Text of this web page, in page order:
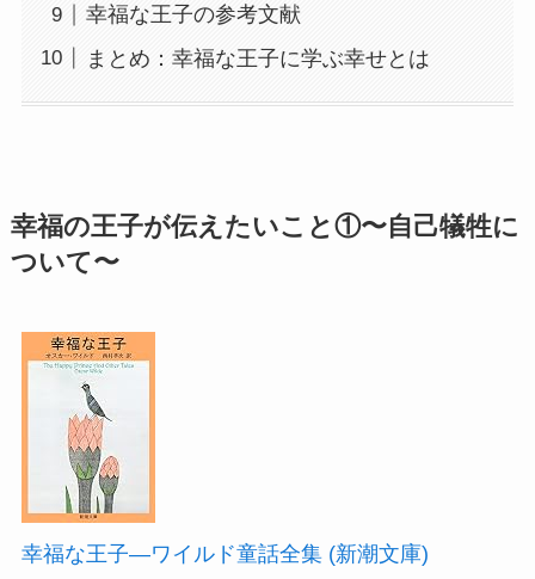
幸福な王子の参考文献
まとめ：幸福な王子に学ぶ幸せとは
幸福の王子が伝えたいこと①〜自己犠牲に
ついて〜
幸福な王子―ワイルド童話全集 (新潮文庫)